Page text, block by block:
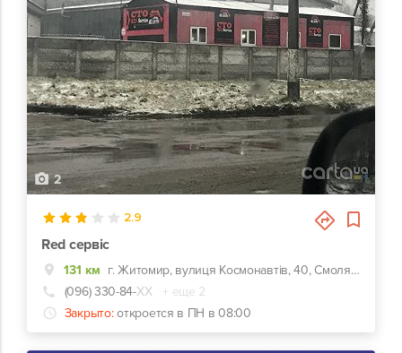
2
2.9
Red сервіс
131 км
г. Житомир, вулиця Космонавтів, 40, Смолянка
(096) 330-84-ХХ
+ еще 2
Закрыто: откроется в ПН в 08:00